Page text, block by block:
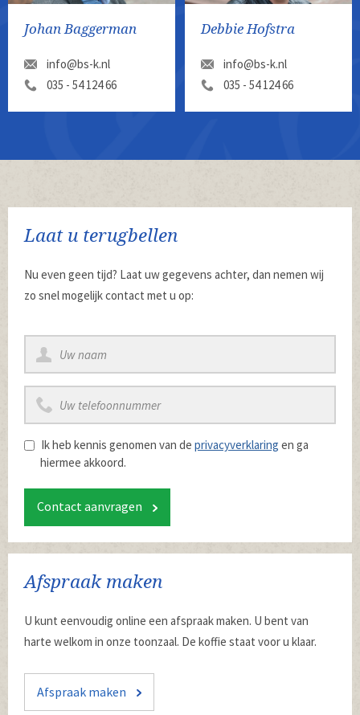
Johan Baggerman
info@bs-k.nl
035 - 54 124 66
Debbie Hofstra
info@bs-k.nl
035 - 54 124 66
Laat u terugbellen
Nu even geen tijd? Laat uw gegevens achter, dan nemen wij
zo snel mogelijk contact met u op:
Ik heb kennis genomen van de privacyverklaring en ga
hiermee akkoord.
Contact aanvragen
Afspraak maken
U kunt eenvoudig online een afspraak maken. U bent van
harte welkom in onze toonzaal. De koffie staat voor u klaar.
Afspraak maken